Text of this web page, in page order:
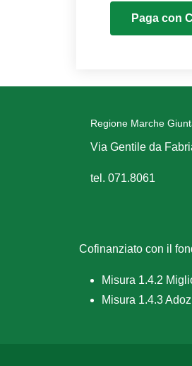
Paga con
Regione Marche
Via Gentile da
tel. 071.8061
Cofinanziato con il
Misura 1.4.2
Misura 1.4.3